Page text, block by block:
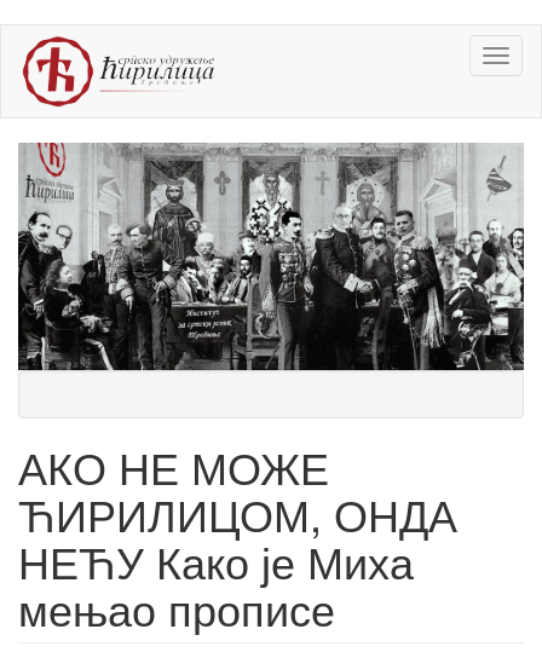
main
content
АКО НЕ МОЖЕ
ЋИРИЛИЦОМ, ОНДА
НЕЋУ Како је Миха
мењао прописе